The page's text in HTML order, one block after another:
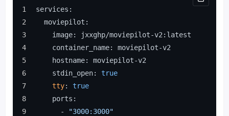
services:
  moviepilot:
    image: jxxghp/moviepilot-v2:latest
    container_name: moviepilot-v2
    hostname: moviepilot-v2
    stdin_open:
true
tty: true
    ports:
      -
"3000:3000"